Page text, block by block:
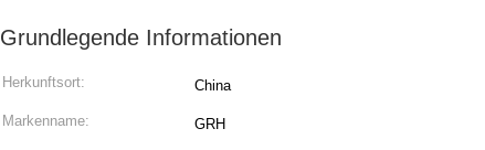
Grundlegende Informationen
Herkunftsort: China
Markenname: GRH